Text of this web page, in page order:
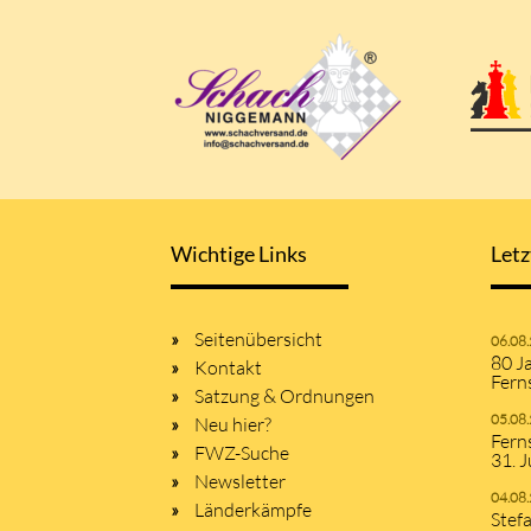
Wichtige Links
Seitenübersicht
Kontakt
Satzung & Ordnungen
Neu hier?
FWZ-Suche
Newsletter
Länderkämpfe
80
31.